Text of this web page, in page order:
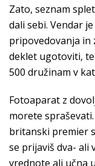
Zato, seznam
dali sebi. Vendar
pripovedovanja in
deklet ugotoviti,
500 družinam v
Fotoaparat z
morete
britanski premier
se prijaviš dva- ali
vrednote ali učna